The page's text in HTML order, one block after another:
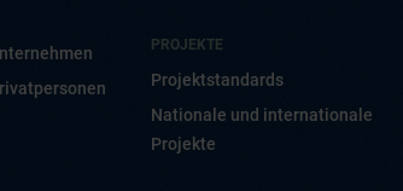
PROJEKTE
Projektstandards
Nationale und internationale
Projekte